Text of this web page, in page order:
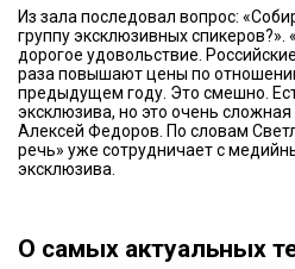
Из зала последовал вопрос:
группу эксклюзивных спикеров?».
дорогое удовольствие.
раза повышают цены по
предыдущем году. Это смешно.
эксклюзива, но это очень сложная
Алексей Федоров. По словам
речь» уже сотрудничает с
эксклюзива.
О самых актуальных